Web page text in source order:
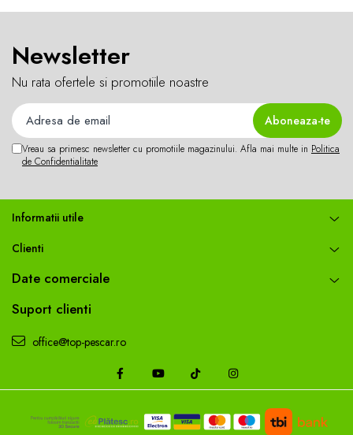
Marime:
0.18mm - 8kg
0.20mm - 9kg
0.23mm - 11kg
Diametru constant
Rezistent la nod
Culoare: 3D camuflaj
Rezistenta: 8kg
Newsletter
Nu rata ofertele si promotiile noastre
Vreau sa primesc newsletter cu promotiile magazinului. Afla mai multe in Politica
de Confidentialitate
Informatii utile
Clienti
Date comerciale
Suport clienti
office@top-pescar.ro